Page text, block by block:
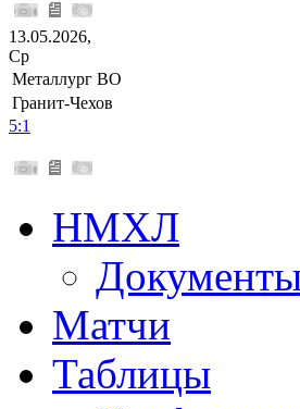
13.05.2026,
Ср
Металлург ВО
Гранит-Чехов
5:1
НМХЛ
Матчи
Таблицы